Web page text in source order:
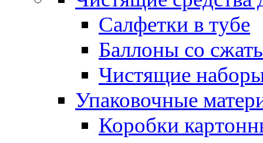
Салфетки в тубе
Баллоны со
Чистящие
Упаковочные
Коробки